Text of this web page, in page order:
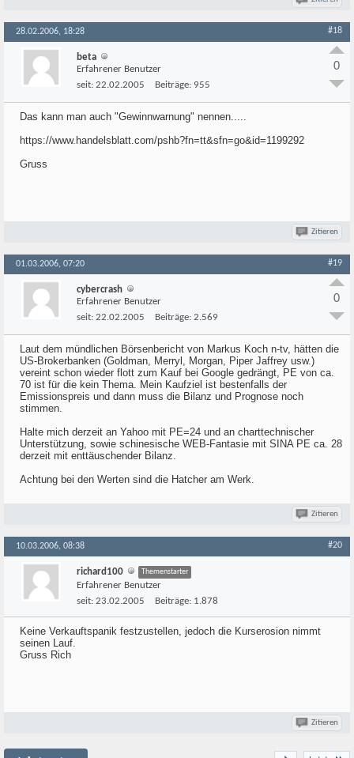
28.02.2006, 18:28 #18
beta
Erfahrener Benutzer
seit: 22.02.2005 Beiträge: 955
0
Das kann man auch "Gewinnwarnung" nennen.....
https://www.handelsblatt.com/pshb?fn=tt&sfn=go&id=1199292
Gruss
Zitieren
01.03.2006, 07:20 #19
cybercrash
Erfahrener Benutzer
seit: 22.02.2005 Beiträge: 2.569
0
Laut dem mündlichen Börsenbericht von Markus Koch n-tv, hätten die
US-Brokerbanken (Goldman, Merryl, Morgan, Piper Jaffrey usw.)
vereint schon wieder flott zum Kauf bei Google gedrängt, PE von ca.
70 ist für die kein Thema. Mein Kaufziel ist bestenfalls der
Emissionspreis und dann muss die Bilanz und Prognose noch
stimmen.
Halte mich derzeit an Yahoo mit PE=24 und an charttechnischer
Unterstützung, sowie schinesische WEB-Fantasie mit SINA PE ca. 28
derzeit mit enttäuschender Bilanz.
Achtung bei den Werten sind die Hatcher am Werk.
Zitieren
10.03.2006, 08:38 #20
richard100 Themenstarter
Erfahrener Benutzer
seit: 23.02.2005 Beiträge: 1.878
Keine Verkauftspanik festzustellen, jedoch die Kurserosion nimmt
seinen Lauf.
Gruss Rich
Zitieren